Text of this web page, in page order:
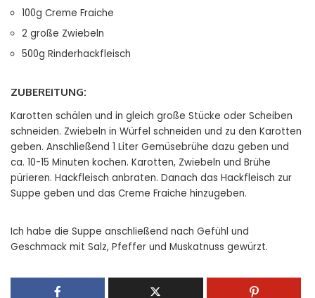
100g Creme Fraiche
2 große Zwiebeln
500g Rinderhackfleisch
ZUBEREITUNG:
Karotten schälen und in gleich große Stücke oder Scheiben
schneiden. Zwiebeln in Würfel schneiden und zu den Karotten
geben. Anschließend 1 Liter Gemüsebrühe dazu geben und
ca. 10-15 Minuten kochen. Karotten, Zwiebeln und Brühe
pürieren. Hackfleisch anbraten. Danach das Hackfleisch zur
Suppe geben und das Creme Fraiche hinzugeben.
Ich habe die Suppe anschließend nach Gefühl und
Geschmack mit Salz, Pfeffer und Muskatnuss gewürzt.